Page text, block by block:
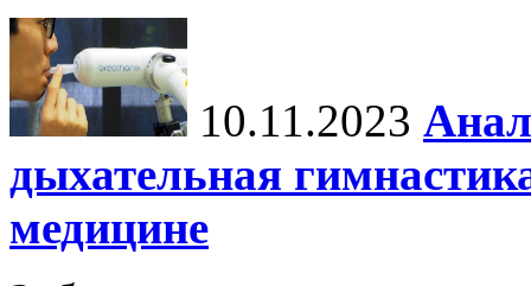
10.11.2023
дыхательная
медицине